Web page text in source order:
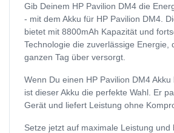
Gib Deinem HP Pavilion DM4 die
- mit dem Akku für HP Pavilion DM4.
bietet mit 8800mAh Kapazität und
Technologie die zuverlässige Energie,
ganzen Tag über versorgt.
Wenn Du einen HP Pavilion DM4 Akku
ist dieser Akku die perfekte Wahl. Er
Gerät und liefert Leistung ohne
Setze jetzt auf maximale Leistung und